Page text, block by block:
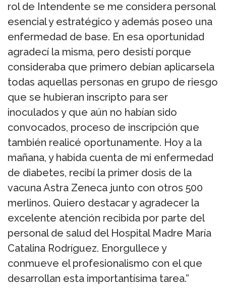
rol de Intendente se me considera personal
esencial y estratégico y además poseo una
enfermedad de base. En esa oportunidad
agradecí la misma, pero desistí porque
consideraba que primero debían aplicarsela
todas aquellas personas en grupo de riesgo
que se hubieran inscripto para ser
inoculados y que aún no habían sido
convocados, proceso de inscripción que
también realicé oportunamente. Hoy a la
mañana, y habida cuenta de mi enfermedad
de diabetes, recibí la primer dosis de la
vacuna Astra Zeneca junto con otros 500
merlinos. Quiero destacar y agradecer la
excelente atención recibida por parte del
personal de salud del Hospital Madre María
Catalina Rodríguez. Enorgullece y
conmueve el profesionalismo con el que
desarrollan esta importantísima tarea.”